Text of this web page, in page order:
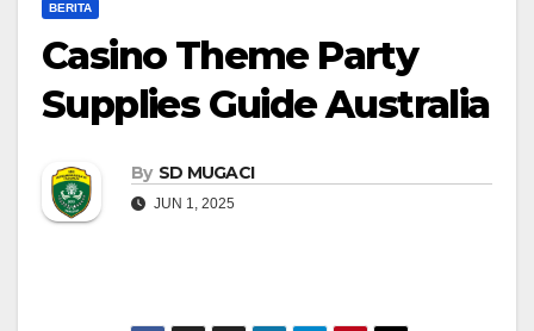
BERITA
Casino Theme Party
Supplies Guide Australia
By SD MUGACI
JUN 1, 2025